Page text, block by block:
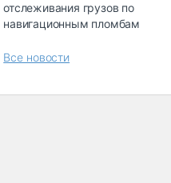
отслеживания грузов по
навигационным пломбам
Все новости